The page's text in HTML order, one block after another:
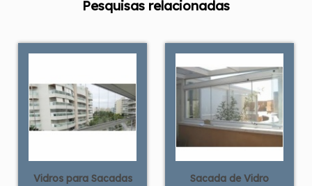
Pesquisas relacionadas
Vidros para Sacadas
Sacada de Vidro